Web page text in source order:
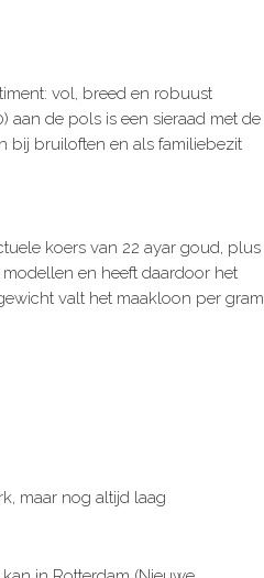
vol, breed en robuust
aan de pols is een sieraad met de
bij bruiloften en als familiebezit
koers van 22 ayar goud, plus
en heeft daardoor het
valt het maakloon per gram
maar nog altijd laag